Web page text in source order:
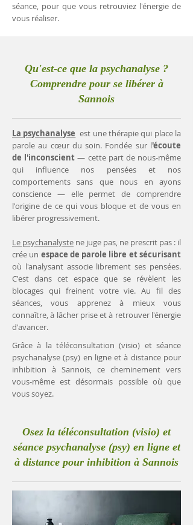
séance, pour que vous retrouviez l'énergie de
vous réaliser.
Qu'est-ce que la psychanalyse ?
Comprendre pour se libérer à
Sannois
La psychanalyse est une thérapie qui place la
parole au cœur du soin. Fondée sur l'écoute
de l'inconscient— cette part de nous-même
qui influence nos pensées et nos
comportements sans que nous en ayons
conscience — elle permet de comprendre
l'origine de ce qui vous bloque et de vous en
libérer progressivement.
Le psychanalyste ne juge pas, ne prescrit pas : il
crée un espace de parole libre et sécurisant
où l'analysant associe librement ses pensées.
C'est dans cet espace que se révèlent les
blocages qui freinent votre vie. Au fil des
séances, vous apprenez à mieux vous
connaître, à lâcher prise et à retrouver l'énergie
d'avancer.
Grâce à la téléconsultation (visio) et séance
psychanalyse (psy) en ligne et à distance pour
inhibition à Sannois, ce cheminement vers
vous-même est désormais possible où que
vous soyez.
Osez la téléconsultation (visio) et
séance psychanalyse (psy) en ligne et
à distance pour inhibition à Sannois